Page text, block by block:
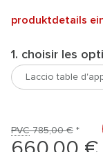
produktdetails
1. choisir les
PVC785,00 € *